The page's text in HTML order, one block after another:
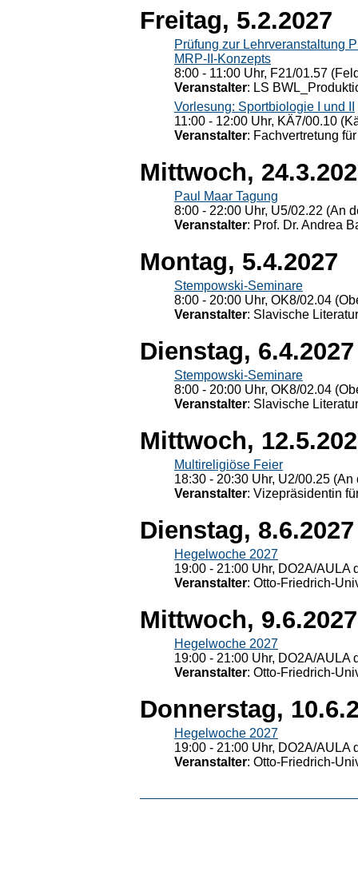
Freitag, 5.2.2027
Prüfung zur Lehrveranstaltung
MRP-II-Konzepts
8:00 - 11:00 Uhr, F21/01.57
Veranstalter: LS
Vorlesung: Sportbiologie I und II
11:00 - 12:00 Uhr, KÄ7/00.10
Veranstalter: Fachvertretung
Mittwoch,
Paul Maar Tagung
8:00 - 22:00 Uhr, U5/02.22 (An
Veranstalter: Prof. Dr. Andrea
Montag, 5.4.2027
Stempowski-Seminare
8:00 - 20:00 Uhr, OK8/02.04
Veranstalter: Slavische
Dienstag, 6.4.2027
Stempowski-Seminare
8:00 - 20:00 Uhr, OK8/02.04
Veranstalter: Slavische
Mittwoch,
Multireligiöse Feier
18:30 - 20:30 Uhr, U2/00.25
Veranstalter: Vizepräsidentin
Dienstag, 8.6.2027
Hegelwoche 2027
19:00 - 21:00 Uhr, DO2A/
Veranstalter: Otto-Friedrich-
Mittwoch, 9.6.2027
Hegelwoche 2027
19:00 - 21:00 Uhr, DO2A/
Veranstalter: Otto-Friedrich-
Donnerstag,
Hegelwoche 2027
19:00 - 21:00 Uhr, DO2A/
Veranstalter: Otto-Friedrich-